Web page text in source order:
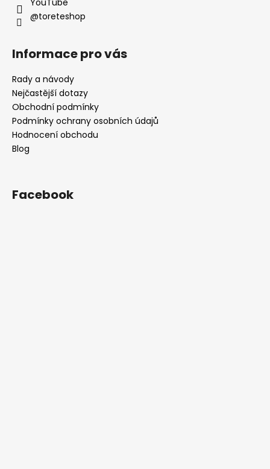
@toreteshop
Informace pro vás
Rady a návody
Nejčastější dotazy
Obchodní podmínky
Podmínky ochrany osobních údajů
Hodnocení obchodu
Blog
Facebook